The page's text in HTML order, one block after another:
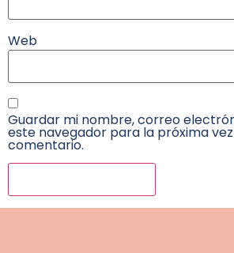
Web
Guardar mi nombre, correo
este navegador para la próxima
comentario.